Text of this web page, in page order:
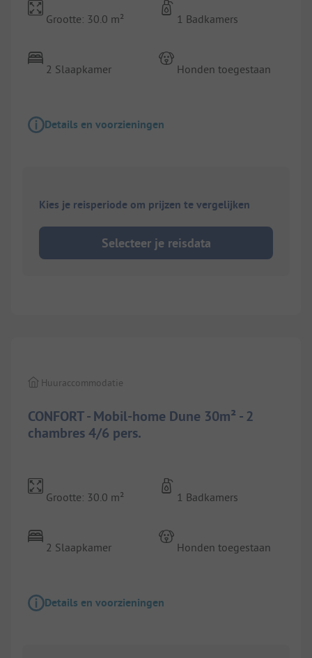
Grootte: 30.0 m²
2 Slaapkamer
1 Badkamers
Honden toegestaan
Details en voorzieningen
Kies je reisperiode om prijzen te vergelijken
Selecteer je reisdata
CONFORT - Mobil-home Dune 30m² - 2
chambres 4/6 pers.
Huuraccommodatie
Grootte: 30.0 m²
2 Slaapkamer
1 Badkamers
Honden toegestaan
Details en voorzieningen